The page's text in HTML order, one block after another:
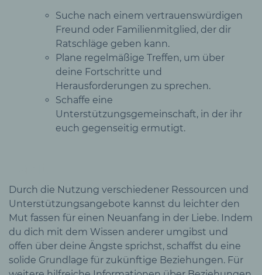
Suche nach einem vertrauenswürdigen
Freund oder Familienmitglied, der dir
Ratschläge geben kann.
Plane regelmäßige Treffen, um über
deine Fortschritte und
Herausforderungen zu sprechen.
Schaffe eine
Unterstützungsgemeinschaft, in der ihr
euch gegenseitig ermutigt.
Durch die Nutzung verschiedener Ressourcen und
Unterstützungsangebote kannst du leichter den
Mut fassen für einen Neuanfang in der Liebe. Indem
du dich mit dem Wissen anderer umgibst und
offen über deine Ängste sprichst, schaffst du eine
solide Grundlage für zukünftige Beziehungen. Für